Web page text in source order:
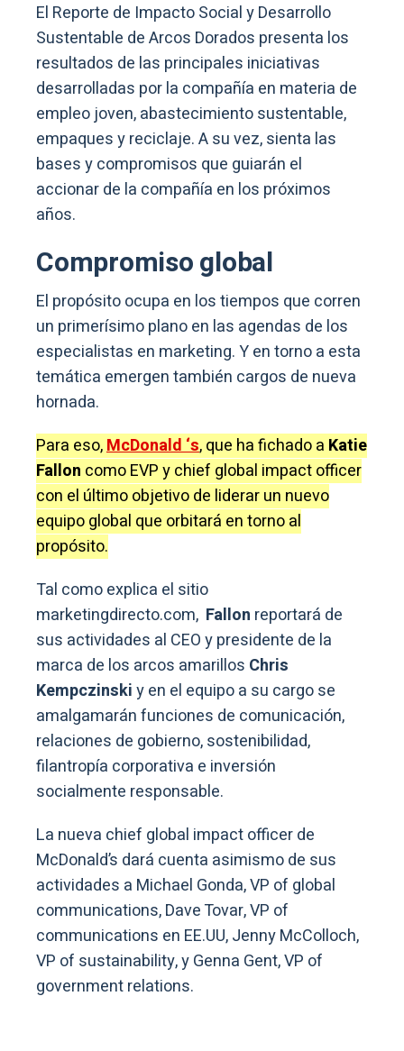
El Reporte de Impacto Social y Desarrollo
Sustentable de Arcos Dorados presenta los
resultados de las principales iniciativas
desarrolladas por la compañía en materia de
empleo joven, abastecimiento sustentable,
empaques y reciclaje. A su vez, sienta las
bases y compromisos que guiarán el
accionar de la compañía en los próximos
años.
Compromiso global
El propósito ocupa en los tiempos que corren
un primerísimo plano en las agendas de los
especialistas en marketing. Y en torno a esta
temática emergen también cargos de nueva
hornada.
Para eso,McDonald ‘s, que ha fichado a Katie
Fallon como EVP y chief global impact officer
con el último objetivo de liderar un nuevo
equipo global que orbitará en torno al
propósito.
Tal como explica el sitio
marketingdirecto.com, Fallon reportará de
sus actividades al CEO y presidente de la
marca de los arcos amarillos Chris
Kempczinskiy en el equipo a su cargo se
amalgamarán funciones de comunicación,
relaciones de gobierno, sostenibilidad,
filantropía corporativa e inversión
socialmente responsable.
La nueva chief global impact officer de
McDonald’s dará cuenta asimismo de sus
actividades a Michael Gonda, VP of global
communications, Dave Tovar, VP of
communications en EE.UU, Jenny McColloch,
VP of sustainability, y Genna Gent, VP of
government relations.